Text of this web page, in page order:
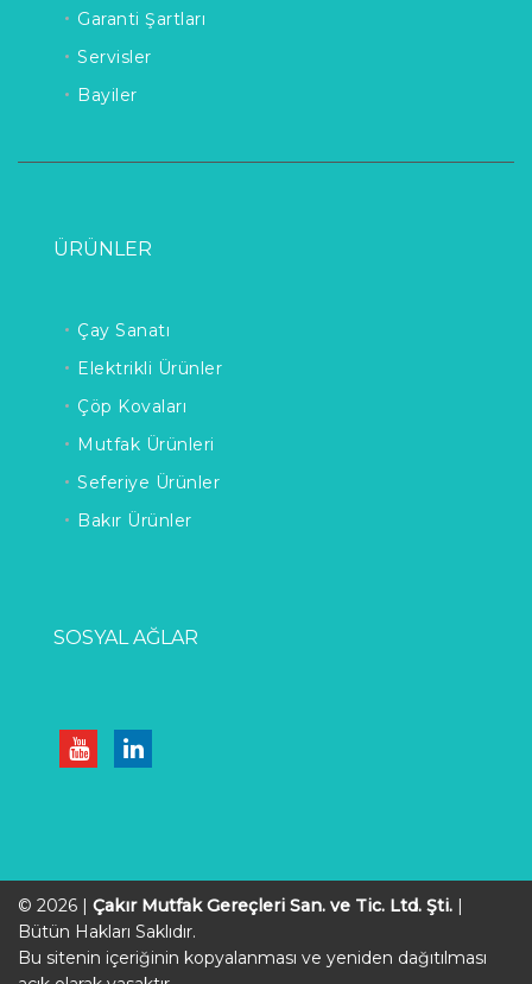
Garanti Şartları
Servisler
Bayiler
ÜRÜNLER
Çay Sanatı
Elektrikli Ürünler
Çöp Kovaları
Mutfak Ürünleri
Seferiye Ürünler
Bakır Ürünler
SOSYAL AĞLAR
© 2026 | Çakır Mutfak Gereçleri San. ve Tic. Ltd. Şti.
Bütün Hakları Saklıdır.
Bu sitenin içeriğinin kopyalanması ve yeniden dağıtılması